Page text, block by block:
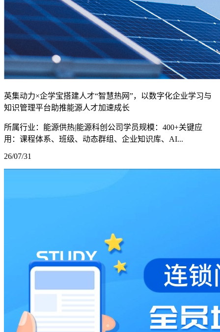
英集动力×企学宝搭建人才“智慧热网”，以数字化企业学习与
知识管理平台助推能源人才加速成长
所属行业：能源供热|能源科创公司学员规模：400+关键应
用：课程体系、班级、动态群组、企业知识库、AI...
26/07/31